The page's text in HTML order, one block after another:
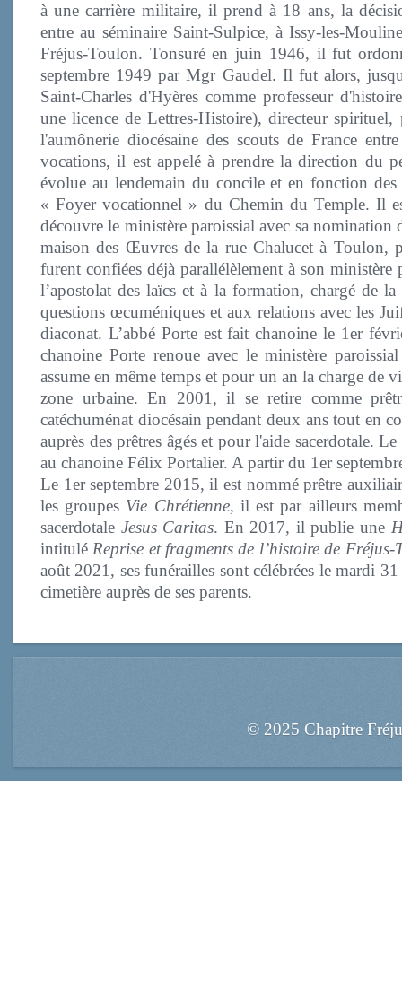
à une carrière militaire, il prend à 18 ans, la
entre au séminaire Saint-Sulpice, à Issy-les-
Fréjus-Toulon. Tonsuré en juin 1946, il fut
septembre 1949 par Mgr Gaudel. Il fut alors,
Saint-Charles d'Hyères comme professeur
une licence de Lettres-Histoire), directeur spirituel,
l'aumônerie diocésaine des scouts de France
vocations, il est appelé à prendre la direction du
évolue au lendemain du concile et en fonction
« Foyer vocationnel » du Chemin du Temple. Il
découvre le ministère paroissial avec sa
maison des Œuvres de la rue Chalucet à Toulon,
furent confiées déjà parallélèlement à son
l’apostolat des laïcs et à la formation, chargé de
questions œcuméniques et aux relations avec les
diaconat. L’abbé Porte est fait chanoine le 1er
chanoine Porte renoue avec le ministère
assume en même temps et pour un an la charge de
zone urbaine. En 2001, il se retire comme
catéchuménat diocésain pendant deux ans tout en
auprès des prêtres âgés et pour l'aide sacerdotale.
au chanoine Félix Portalier. A partir du 1er
Le 1er septembre 2015, il est nommé prêtre
les groupes Vie Chrétienne, il est par ailleurs
sacerdotale Jesus Caritas. En 2017, il publie une
intitulé Reprise et fragments de l’histoire de
août 2021, ses funérailles sont célébrées le mardi
cimetière auprès de ses parents.
© 2025 Chapitre